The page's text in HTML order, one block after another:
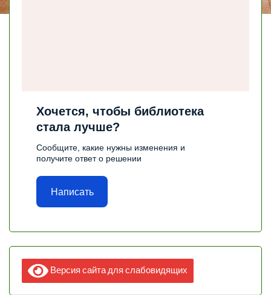
Хочется, чтобы библиотека
стала лучше?
Сообщите, какие нужны изменения и
получите ответ о решении
Написать
Версия сайта для слабовидящих